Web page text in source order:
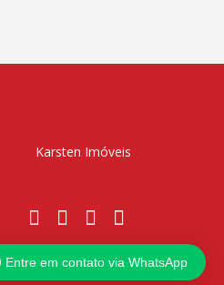
Entre em contato via WhatsApp